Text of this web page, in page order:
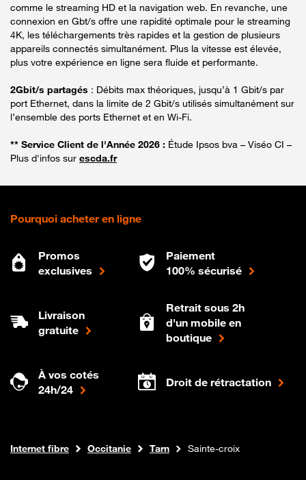
comme le streaming HD et la navigation web. En revanche, une
connexion en Gbt/s offre une rapidité optimale pour le streaming
4K, les téléchargements très rapides et la gestion de plusieurs
appareils connectés simultanément. Plus la vitesse est élevée,
plus votre expérience en ligne sera fluide et performante.
2Gbit/s partagés : Débits max théoriques, jusqu’à 1 Gbit/s par
port Ethernet, dans la limite de 2 Gbit/s utilisés simultanément sur
l’ensemble des ports Ethernet et en Wi-Fi.
** Service Client de l'Année 2026 : Étude Ipsos bva – Viséo CI –
Plus d'infos sur escda.fr
Pourquoi acheter en ligne
Promos
exclusives
Paiement
100% sécurisé
Livraison
gratuite
Retrait sous 2h
d'un mobile en
boutique
À vos cotés
24h/24
Droit de rétractation
Boutique Orange
Internet fibre Occitanie Tarn Sainte-croix